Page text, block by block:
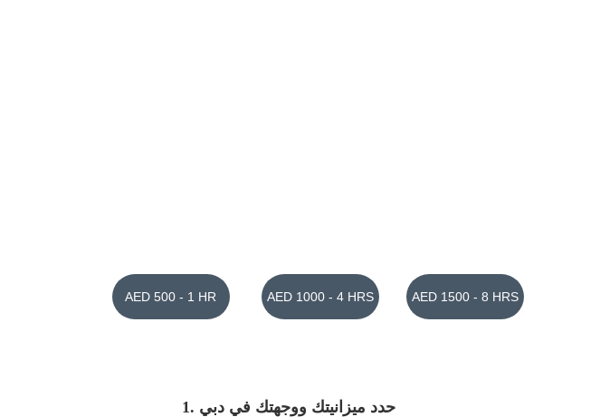
AED 500 - 1 HR AED 1000 - 4 HRS AED 1500 - 8 HRS
1. حدد ميزانيتك ووجهتك في دبي